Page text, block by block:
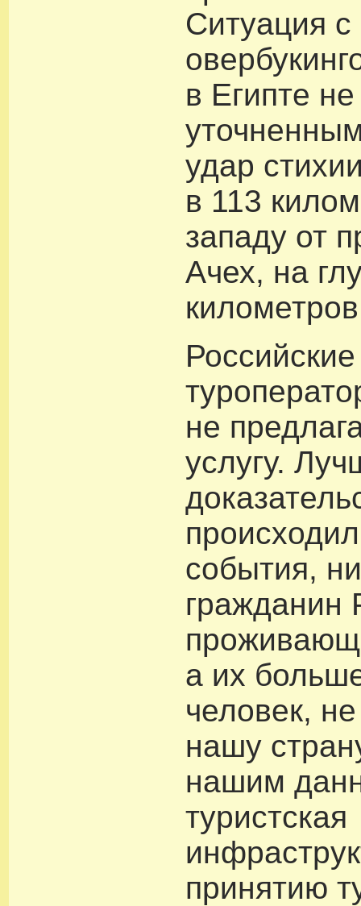
Ситуация с
в Египте
удар
в 113
западу от
Ачех, на
Российские
не
услугу.
события,
гражданин
а их
человек,
нашу
нашим
туристская
принятию